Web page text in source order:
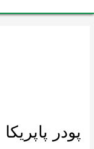
پودر پاپریکا
پاپریکا